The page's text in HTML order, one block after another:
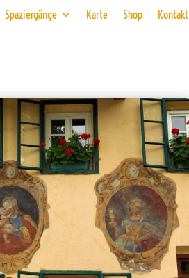
Spaziergänge Karte Shop Kontakt